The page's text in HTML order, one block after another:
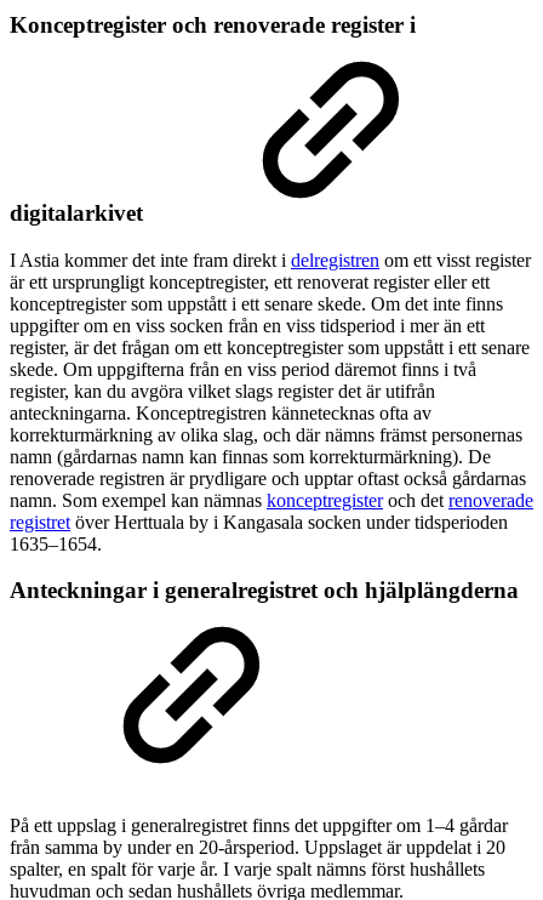
Konceptregister och renoverade register i
digitalarkivet
I Astia kommer det inte fram direkt i delregistren om ett visst register
är ett ursprungligt konceptregister, ett renoverat register eller ett
konceptregister som uppstått i ett senare skede. Om det inte finns
uppgifter om en viss socken från en viss tidsperiod i mer än ett
register, är det frågan om ett konceptregister som uppstått i ett senare
skede. Om uppgifterna från en viss period däremot finns i två
register, kan du avgöra vilket slags register det är utifrån
anteckningarna. Konceptregistren kännetecknas ofta av
korrekturmärkning av olika slag, och där nämns främst personernas
namn (gårdarnas namn kan finnas som korrekturmärkning). De
renoverade registren är prydligare och upptar oftast också gårdarnas
namn. Som exempel kan nämnas konceptregisteroch det renoverade
registret över Herttuala by i Kangasala socken under tidsperioden
1635–1654.
Anteckningar i generalregistret och hjälplängderna
På ett uppslag i generalregistret finns det uppgifter om 1–4 gårdar
från samma by under en 20-årsperiod. Uppslaget är uppdelat i 20
spalter, en spalt för varje år. I varje spalt nämns först hushållets
huvudman och sedan hushållets övriga medlemmar.